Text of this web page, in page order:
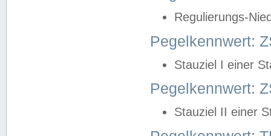
Regulierungs-
Pegelkennwert:
Stauziel I einer
Pegelkennwert:
Stauziel II einer